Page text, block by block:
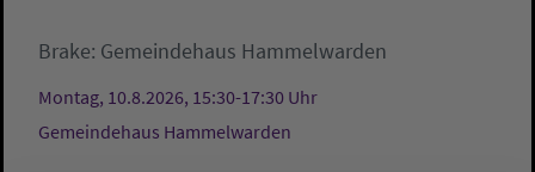
Brake: Gemeindehaus Hammelwarden
Montag, 10.8.2026, 15:30-17:30 Uhr
Gemeindehaus Hammelwarden